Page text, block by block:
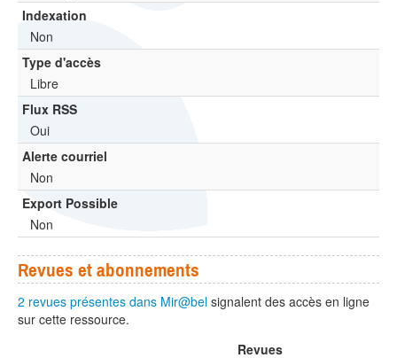
Indexation
Non
Type d'accès
Libre
Flux RSS
Oui
Alerte courriel
Non
Export Possible
Non
Revues et abonnements
2 revues présentes dans Mir@bel signalent des accès en ligne
sur cette ressource.
Revues